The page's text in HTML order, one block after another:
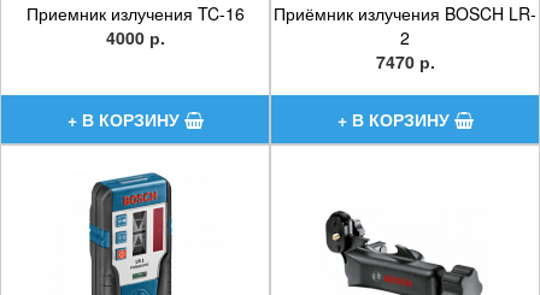
Приемник излучения TC-16
4000 р.
Приёмник излучения BOSCH LR-
2
7470 р.